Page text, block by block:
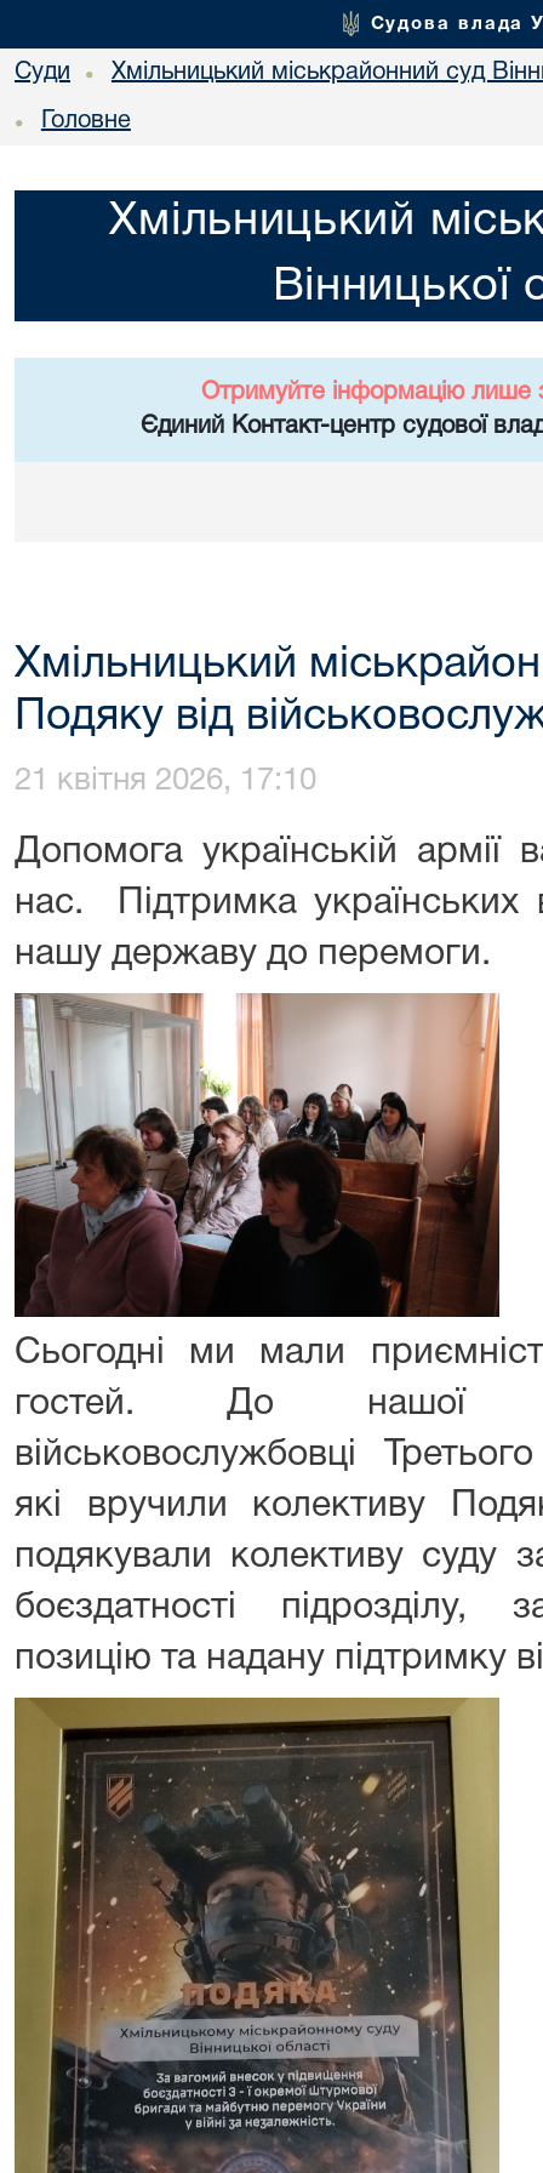
Судова влада
Суди • Хмільницький міськрайонний суд
• Головне
Хмільницький
Вінницької
Отримуйте інформацію лише
Єдиний Контакт-центр судової
Хмільницький
Подяку від
21 квітня 2026, 17:10
Допомога українській
нас. Підтримка українських
нашу державу до перемоги.
Сьогодні ми мали
гостей. До нашої
військовослужбовці
які вручили колективу
подякували колективу суду
боєздатності підрозділу,
позицію та надану підтримку